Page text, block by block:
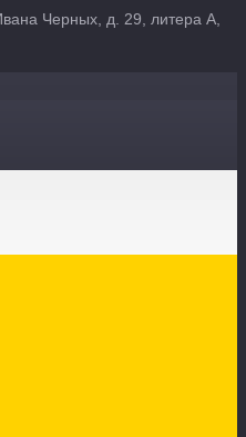
Черных, д. 29, литера А,